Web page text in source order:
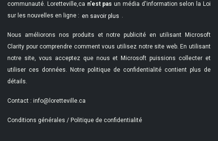
communauté. Loretteville,ca n'est pas un média d'information selon la Loi
sur les nouvelles en ligne : en savoir plus .
Nous améliorons nos produits et notre publicité en utilisant Microsoft
Clarity pour comprendre comment vous utilisez notre site web. En utilisant
notre site, vous acceptez que nous et Microsoft puissions collecter et
utiliser ces données. Notre politique de confidentialité contient plus de
détails.
Contact : info@loretteville.ca
Conditions générales / Politique de confidentialité